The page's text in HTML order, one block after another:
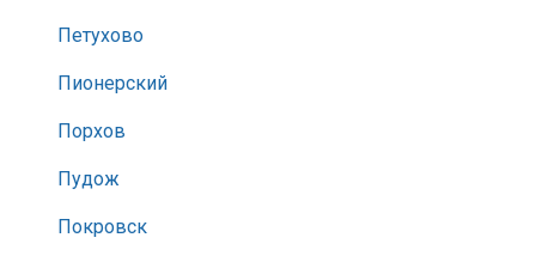
Петухово
Пионерский
Порхов
Пудож
Покровск